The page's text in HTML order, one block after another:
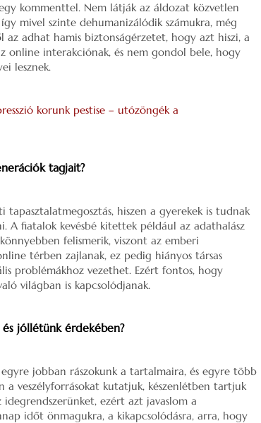
kommenttel. Nem látják az áldozat közvetlen
mivel szinte dehumanizálódik számukra, még
az adhat hamis biztonságérzetet, hogy azt hiszi, a
online interakciónak, és nem gondol bele, hogy
lesznek.
korunk pestise – utózöngék a
tagjait?
hiszen a gyerekek is tudnak
A fiatalok kevésbé kitettek például az adathalász
felismerik, viszont az emberi
térben zajlanak, ez pedig hiányos társas
problémákhoz vezethet. Ezért fontos, hogy
világban is kapcsolódjanak.
jóllétünk érdekében?
jobban rászokunk a tartalmaira, és egyre több
veszélyforrásokat kutatjuk, készenlétben tartjuk
ezért azt javaslom a
időt önmagukra, a kikapcsolódásra, arra, hogy